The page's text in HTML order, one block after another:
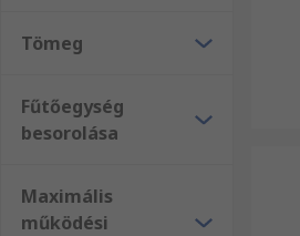
Tömeg
Fűtőegység
besorolása
Maximális
működési